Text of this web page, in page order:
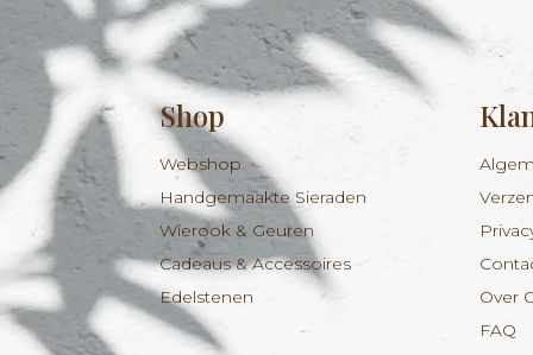
Shop
Webshop
Handgemaakte Sieraden
Wierook & Geuren
Cadeaus & Accessoires
Edelstenen
Over
FAQ